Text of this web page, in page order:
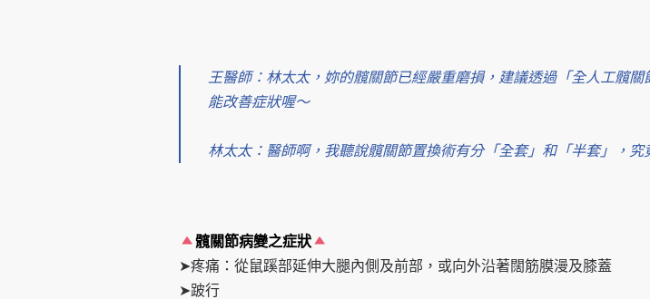
王醫師：林太太，妳的髖關節已經嚴重磨損，建議透過「全人工髖關
能改善症狀喔～
林太太：醫師啊，我聽說髖關節置換術有分「全套」和「半套」，究
髖關節病變之症狀
➤疼痛：從鼠蹊部延伸大腿內側及前部，或向外沿著闊筋膜漫及膝蓋
➤跛行